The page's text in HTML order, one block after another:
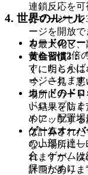
4. 世界のルー
カードのマー
それらは2倍
す。たとえば
ージされま
カードのドロ
ドロップし
めに、配置場
ゲームオー
の上部に達
合、ゲーム
保つために、
連鎖反応を可
にマージし
ージを開放
を最大化し、
黄金習慣3：
ぐに明らか
今、一見「
場所にカー
い結果を防
トアップす
は計算され
ない場所に
れますが、
計画がありま